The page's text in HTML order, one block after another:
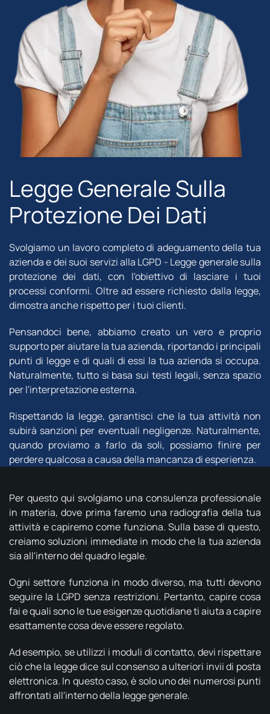
Legge Generale Sulla
Protezione Dei Dati
Svolgiamo un lavoro completo di adeguamento della tua
azienda e dei suoi servizi alla LGPD - Legge generale sulla
protezione dei dati, con l'obiettivo di lasciare i tuoi
processi conformi. Oltre ad essere richiesto dalla legge,
dimostra anche rispetto per i tuoi clienti.
Pensandoci bene, abbiamo creato un vero e proprio
supporto per aiutare la tua azienda, riportando i principali
punti di legge e di quali di essi la tua azienda si occupa.
Naturalmente, tutto si basa sui testi legali, senza spazio
per l'interpretazione esterna.
Rispettando la legge, garantisci che la tua attività non
subirà sanzioni per eventuali negligenze. Naturalmente,
quando proviamo a farlo da soli, possiamo finire per
perdere qualcosa a causa della mancanza di esperienza.
Per questo qui svolgiamo una consulenza professionale
in materia, dove prima faremo una radiografia della tua
attività e capiremo come funziona. Sulla base di questo,
creiamo soluzioni immediate in modo che la tua azienda
sia all'interno del quadro legale.
Ogni settore funziona in modo diverso, ma tutti devono
seguire la LGPD senza restrizioni. Pertanto, capire cosa
fai e quali sono le tue esigenze quotidiane ti aiuta a capire
esattamente cosa deve essere regolato.
Ad esempio, se utilizzi i moduli di contatto, devi rispettare
ciò che la legge dice sul consenso a ulteriori invii di posta
elettronica. In questo caso, è solo uno dei numerosi punti
affrontati all'interno della legge generale.